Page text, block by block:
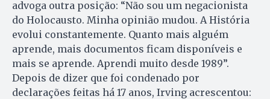
advoga outra posição: “Não sou um negacionista
do Holocausto. Minha opinião mudou. A História
evolui constantemente. Quanto mais alguém
aprende, mais documentos ficam disponíveis e
mais se aprende. Aprendi muito desde 1989”.
Depois de dizer que foi condenado por
declarações feitas há 17 anos, Irving acrescentou: